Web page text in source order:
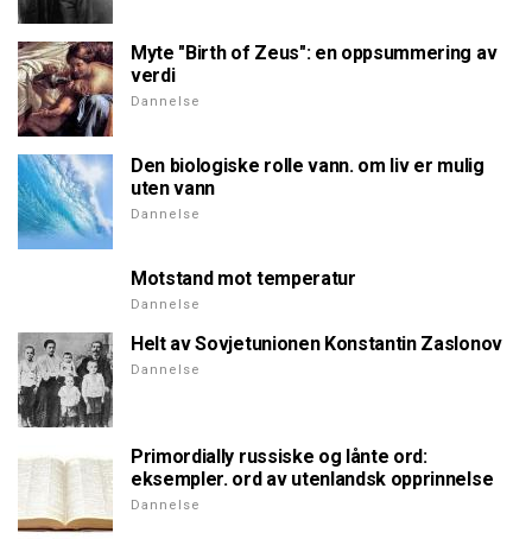
Myte "Birth of Zeus": en oppsummering av
verdi
Dannelse
Den biologiske rolle vann. om liv er mulig
uten vann
Dannelse
Motstand mot temperatur
Dannelse
Helt av Sovjetunionen Konstantin Zaslonov
Dannelse
Primordially russiske og lånte ord:
eksempler. ord av utenlandsk opprinnelse
Dannelse